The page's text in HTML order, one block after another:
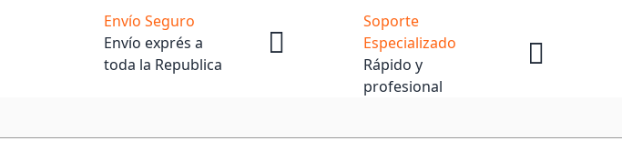
Envío Seguro
Envío exprés a
toda la Republica
Soporte
Especializado
Rápido y
profesional